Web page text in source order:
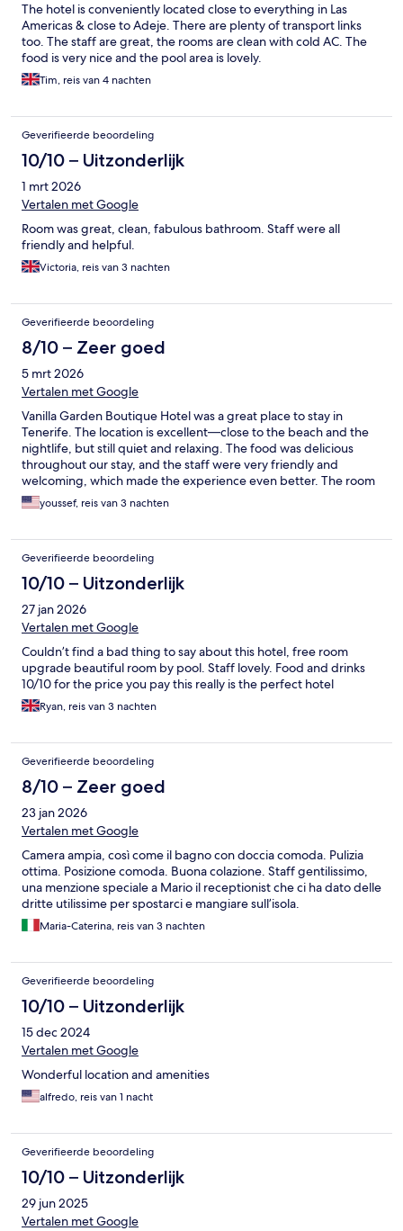
The hotel is conveniently located close to everything in Las
Americas & close to Adeje. There are plenty of transport links
too. The staff are great, the rooms are clean with cold AC. The
food is very nice and the pool area is lovely.
Tim, reis van 4 nachten
Geverifieerde beoordeling
10/10 – Uitzonderlijk
1 mrt 2026
Vertalen met Google
Room was great, clean, fabulous bathroom. Staff were all
friendly and helpful.
Victoria, reis van 3 nachten
Geverifieerde beoordeling
8/10 – Zeer goed
5 mrt 2026
Vertalen met Google
Vanilla Garden Boutique Hotel was a great place to stay in
Tenerife. The location is excellent—close to the beach and the
nightlife, but still quiet and relaxing. The food was delicious
throughout our stay, and the staff were very friendly and
welcoming, which made the experience even better. The room
itself was okay—comfortable enough, though not the highlight
of the stay. Overall, it’s a very nice hotel if you’re looking for a
youssef, reis van 3 nachten
Geverifieerde beoordeling
10/10 – Uitzonderlijk
27 jan 2026
Vertalen met Google
Couldn’t find a bad thing to say about this hotel, free room
upgrade beautiful room by pool. Staff lovely. Food and drinks
10/10 for the price you pay this really is the perfect hotel
Ryan, reis van 3 nachten
Geverifieerde beoordeling
8/10 – Zeer goed
23 jan 2026
Vertalen met Google
Camera ampia, così come il bagno con doccia comoda. Pulizia
ottima. Posizione comoda. Buona colazione. Staff gentilissimo,
una menzione speciale a Mario il receptionist che ci ha dato delle
dritte utilissime per spostarci e mangiare sull’isola.
Maria-Caterina, reis van 3 nachten
Geverifieerde beoordeling
10/10 – Uitzonderlijk
15 dec 2024
Vertalen met Google
Wonderful location and amenities
alfredo, reis van 1 nacht
Geverifieerde beoordeling
10/10 – Uitzonderlijk
29 jun 2025
Vertalen met Google